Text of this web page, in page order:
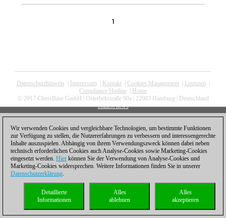
1
Datenschutzhinweis Impressum| Kontakt| Cookies Management| Lizenzen
Compliance Hotline
Home
© 2017 ChessBase GmbH | Osterbekstraße 90a | 22083 Hamburg | Deutschland
coldest news
Wir verwenden Cookies und vergleichbare Technologien, um bestimmte Funktionen
zur Verfügung zu stellen, die Nutzererfahrungen zu verbessern und interessengerechte
Inhalte auszuspielen. Abhängig von ihrem Verwendungszweck können dabei neben
technisch erforderlichen Cookies auch Analyse-Cookies sowie Marketing-Cookies
eingesetzt werden. Hier können Sie der Verwendung von Analyse-Cookies und
Marketing-Cookies widersprechen. Weitere Informationen finden Sie in unserer
Datenschutzerklärung.
Alles
akzeptieren
Alles
ablehnen
Detaillierte
Informationen